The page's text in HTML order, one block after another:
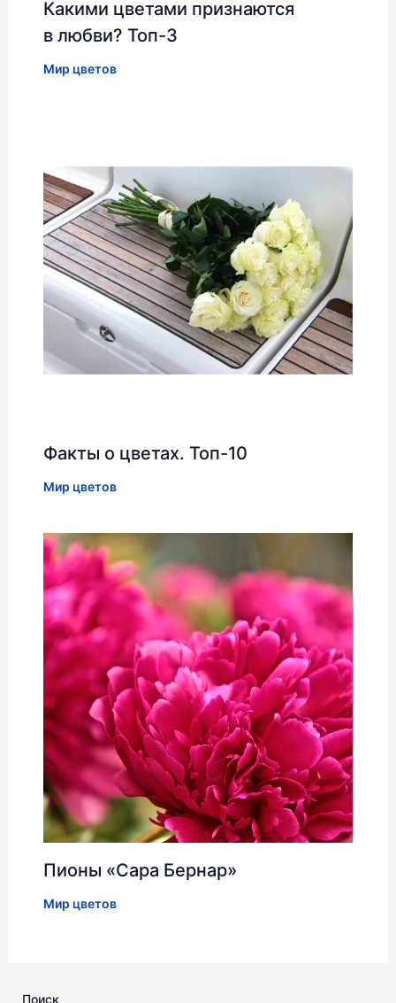
Какими цветами признаются
в любви? Топ-3
Мир цветов
Факты о цветах. Топ-10
Мир цветов
Пионы «Сара Бернар»
Мир цветов
Поиск